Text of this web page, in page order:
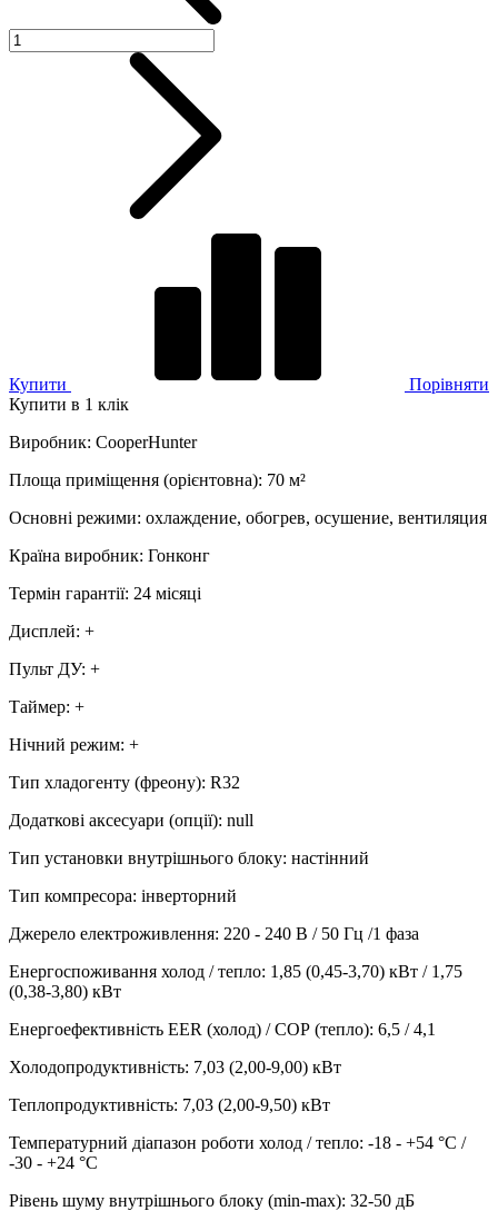
Купити
Порівняти
Купити в 1 клік
Виробник: CooperHunter
Площа приміщення (орієнтовна): 70 м²
Основні режими: охлаждение, обогрев, осушение, вентиляция
Країна виробник: Гонконг
Термін гарантії: 24 місяці
Дисплей: +
Пульт ДУ: +
Таймер: +
Нічний режим: +
Тип хладогенту (фреону): R32
Додаткові аксесуари (опції): null
Тип установки внутрішнього блоку: настінний
Тип компресора: інверторний
Джерело електроживлення: 220 - 240 В / 50 Гц /1 фаза
Енергоспоживання холод / тепло: 1,85 (0,45-3,70) кВт / 1,75
(0,38-3,80) кВт
Енергоефективність EER (холод) / СОР (тепло): 6,5 / 4,1
Холодопродуктивність: 7,03 (2,00-9,00) кВт
Теплопродуктивність: 7,03 (2,00-9,50) кВт
Температурний діапазон роботи холод / тепло: -18 - +54 °С /
-30 - +24 °С
Рівень шуму внутрішнього блоку (min-max): 32-50 дБ